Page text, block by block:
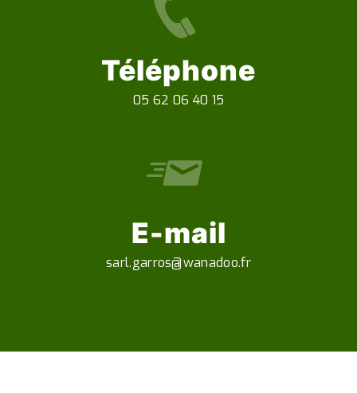
Téléphone
05 62 06 40 15
E-mail
sarl.garros@wanadoo.fr